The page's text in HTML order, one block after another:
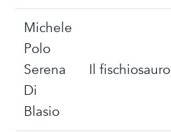
Michele
Polo
Serena
Di
Blasio
Il fischiosauro